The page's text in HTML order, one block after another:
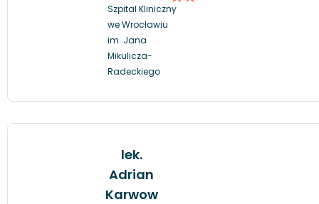
Szpital Kliniczny
we Wrocławiu
im. Jana
Mikulicza-
Radeckiego
lek.
Adrian
Karwow